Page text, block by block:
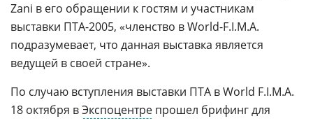
Zani в его обращении к гостям и участникам
выставки ПТА-2005, «членство в World-F.I.M.A.
подразумевает, что данная выставка является
ведущей в своей стране».
По случаю вступления выставки ПТА в World F.I.M.A.
18 октября вЭкспоцентре прошел брифинг для